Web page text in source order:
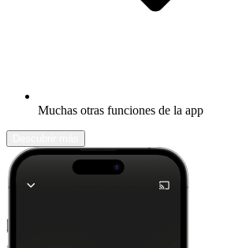
Muchas otras funciones de la app